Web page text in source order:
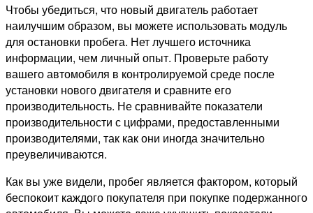
Чтобы убедиться, что новый двигатель работает
наилучшим образом, вы можете использовать модуль
для остановки пробега. Нет лучшего источника
информации, чем личный опыт. Проверьте работу
вашего автомобиля в контролируемой среде после
установки нового двигателя и сравните его
производительность. Не сравнивайте показатели
производительности с цифрами, предоставленными
производителями, так как они иногда значительно
преувеличиваются.
Как вы уже видели, пробег является фактором, который
беспокоит каждого покупателя при покупке подержанного